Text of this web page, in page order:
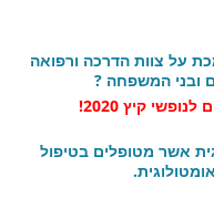
על צוות הדרכה ורפואה
ובני המשפחה ?
קיץ 2020!
אשר מטופלים בטיפול